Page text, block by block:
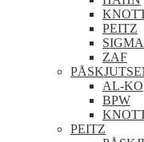
PEITZ
SIGMA
ZAF
AL-KO
BPW
PEITZ